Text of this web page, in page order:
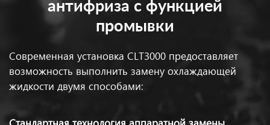
антифриза с функцией
промывки
Современная установка CLT3000 предоставляет
возможность выполнить замену охлаждающей
жидкости двумя способами: